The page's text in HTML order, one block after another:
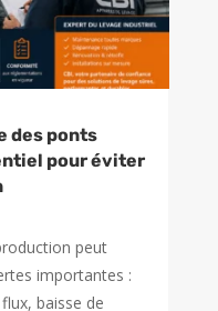
des ponts
pour éviter
peut
importantes :
baisse de